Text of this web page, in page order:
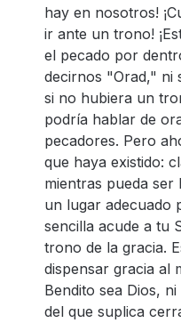
hay en nosotros!
ir ante un trono!
el pecado por
decirnos "Orad," ni
si no hubiera un
podría hablar de
pecadores. Pero
que haya existido:
mientras pueda ser
un lugar adecuado
sencilla acude a tu
trono de la gracia.
dispensar gracia al
Bendito sea Dios,
del que suplica